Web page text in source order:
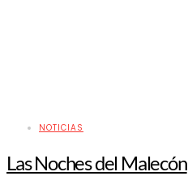
NOTICIAS
Las Noches del Malecón